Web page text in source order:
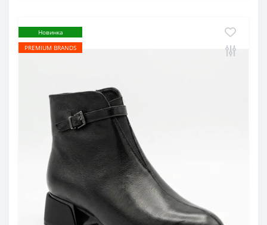
Новинка
PREMIUM BRANDS